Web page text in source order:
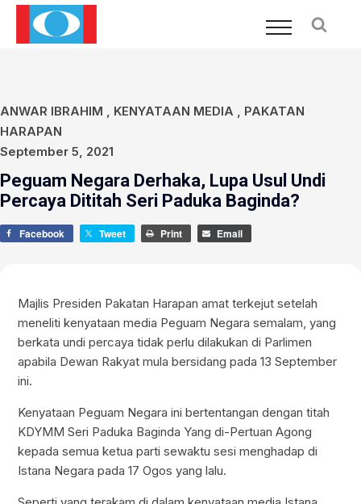
ANWAR IBRAHIM , KENYATAAN MEDIA , PAKATAN
HARAPAN
September 5, 2021
Peguam Negara Derhaka, Lupa Usul Undi
Percaya Dititah Seri Paduka Baginda?
Facebook Tweet Print Email
Majlis Presiden Pakatan Harapan amat terkejut setelah
meneliti kenyataan media Peguam Negara semalam, yang
berkata undi percaya tidak perlu dilakukan di Parlimen
apabila Dewan Rakyat mula bersidang pada 13 September
ini.
Kenyataan Peguam Negara ini bertentangan dengan titah
KDYMM Seri Paduka Baginda Yang di-Pertuan Agong
kepada semua ketua parti sewaktu sesi menghadap di
Istana Negara pada 17 Ogos yang lalu.